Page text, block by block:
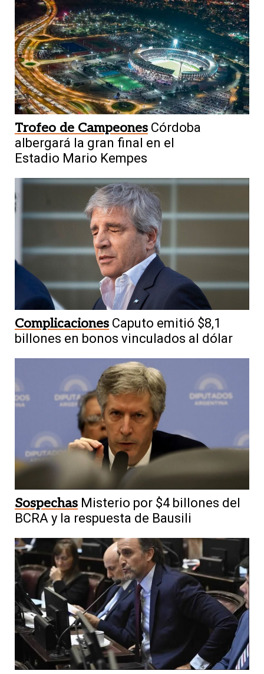
Trofeo de Campeones Córdoba
albergará la gran final en el
Estadio Mario Kempes
Complicaciones Caputo emitió $8,1
billones en bonos vinculados al dólar
Sospechas Misterio por $4 billones del
BCRA y la respuesta de Bausili